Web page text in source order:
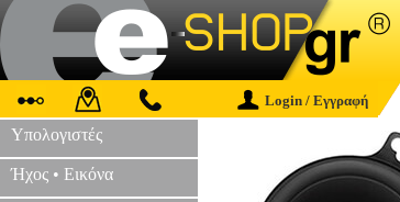
Login / Εγγραφή
Υπολογιστές
Ήχος • Εικόνα